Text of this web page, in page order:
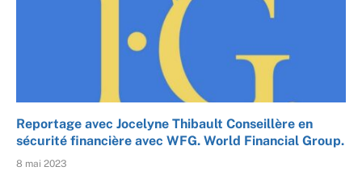
Reportage avec Jocelyne Thibault Conseillère en
sécurité financière avec WFG. World Financial Group.
8 mai 2023